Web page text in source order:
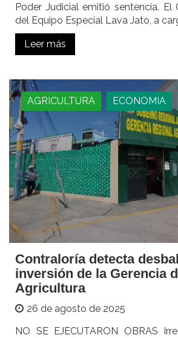
Poder Judicial emitió sentencia. El
del Equipo Especial Lava Jato, a
Leer más
AGRICULTURA ECONOMIA
Contraloría detecta
inversión de la Gerencia
Agricultura
26 de agosto de 2025
NO SE EJECUTARON OBRAS